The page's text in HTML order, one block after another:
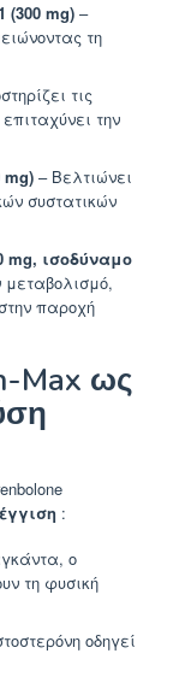
mg) –
τη
τις
την
– Βελτιώνει
συστατικών
mg, ισοδύναμο
μεταβολισμό,
παροχή
Max ως
:
ο
τη φυσική
οδηγεί